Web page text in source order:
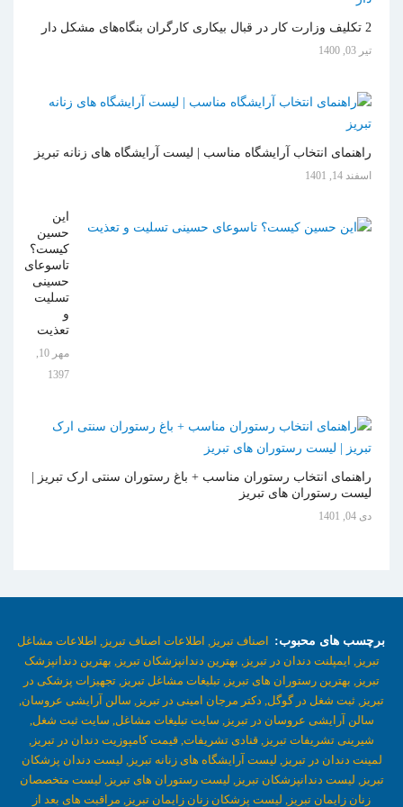
2 تکلیف وزارت کار در قبال بیکاری کارگران بنگاه‌های مشکل دار
تیر 03, 1400
راهنمای انتخاب آرایشگاه مناسب | لیست آرایشگاه های زنانه تبریز
اسفند 14, 1401
این
حسین
کیست؟
تاسوعای
حسینی
تسلیت
و
تعذیت
1397
راهنمای انتخاب رستوران مناسب + باغ رستوران سنتی ارک تبریز |
لیست رستوران های تبریز
دی 04, 1401
برچسب های محبوب: اصناف تبریز, اطلاعات اصناف تبریز,
اطلاعات مشاغل
تبریز,
ایمپلنت دندان در تبریز, بهترین دندانپزشکان تبریز,
بهترین دندانپزشک
تبریز,
بهترین رستوران های تبریز, تبلیغات مشاغل تبریز,
تجهیزات پزشکی در
تبریز,
ثبت شغل در گوگل, دکتر مرجان امینی در تبریز,
سالن آرایشی عروسان,
سالن آرایشی عروسان در تبریز,
سایت تبلیغات مشاغل, سایت ثبت شغل,
شیرینی تشریفات تبریز,
قنادی تشریفات, قیمت کامپوزیت دندان در تبریز,
لمینت دندان در تبریز,
لیست آرایشگاه های زنانه تبریز,
لیست دندان پزشکان
تبریز,
لیست دندانپزشکان تبریز, لیست رستوران های تبریز,
لیست متخصصان
زنان زایمان تبریز,
لیست پزشکان زنان زایمان تبریز, مراقبت های بعد از